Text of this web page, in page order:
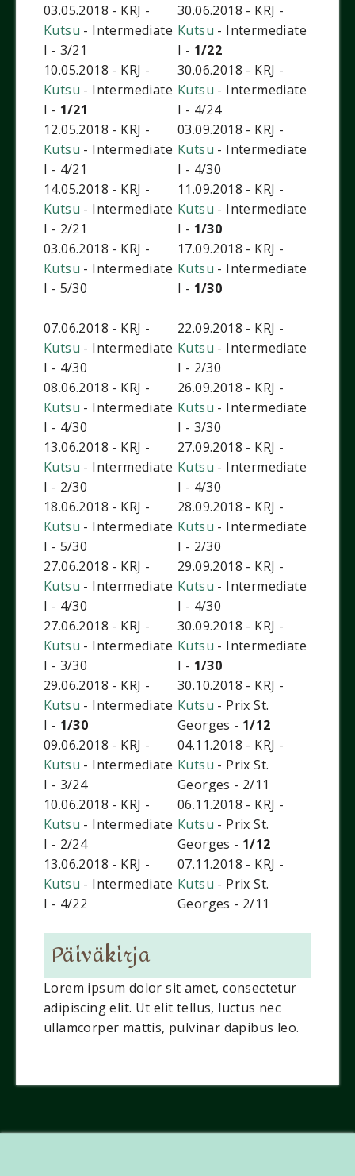
03.05.2018 - KRJ -
Kutsu - Intermediate
I - 3/21
10.05.2018 - KRJ -
Kutsu - Intermediate
I - 1/21
12.05.2018 - KRJ -
Kutsu - Intermediate
I - 4/21
14.05.2018 - KRJ -
Kutsu - Intermediate
I - 2/21
03.06.2018 - KRJ -
Kutsu - Intermediate
I - 5/30
07.06.2018 - KRJ -
Kutsu - Intermediate
I - 4/30
08.06.2018 - KRJ -
Kutsu - Intermediate
I - 4/30
13.06.2018 - KRJ -
Kutsu - Intermediate
I - 2/30
18.06.2018 - KRJ -
Kutsu - Intermediate
I - 5/30
27.06.2018 - KRJ -
Kutsu - Intermediate
I - 4/30
27.06.2018 - KRJ -
Kutsu - Intermediate
I - 3/30
29.06.2018 - KRJ -
Kutsu - Intermediate
I - 1/30
09.06.2018 - KRJ -
Kutsu - Intermediate
I - 3/24
10.06.2018 - KRJ -
Kutsu - Intermediate
I - 2/24
13.06.2018 - KRJ -
Kutsu - Intermediate
I - 4/22
30.06.2018 - KRJ -
Kutsu - Intermediate
I - 1/22
30.06.2018 - KRJ -
Kutsu - Intermediate
I - 4/24
03.09.2018 - KRJ -
Kutsu - Intermediate
I - 4/30
11.09.2018 - KRJ -
Kutsu - Intermediate
I - 1/30
17.09.2018 - KRJ -
Kutsu - Intermediate
I - 1/30
22.09.2018 - KRJ -
Kutsu - Intermediate
I - 2/30
26.09.2018 - KRJ -
Kutsu - Intermediate
I - 3/30
27.09.2018 - KRJ -
Kutsu - Intermediate
I - 4/30
28.09.2018 - KRJ -
Kutsu - Intermediate
I - 2/30
29.09.2018 - KRJ -
Kutsu - Intermediate
I - 4/30
30.09.2018 - KRJ -
Kutsu - Intermediate
I - 1/30
30.10.2018 - KRJ -
Kutsu - Prix St.
Georges - 1/12
04.11.2018 - KRJ -
Kutsu - Prix St.
Georges - 2/11
06.11.2018 - KRJ -
Kutsu - Prix St.
Georges - 1/12
07.11.2018 - KRJ -
Kutsu - Prix St.
Georges - 2/11
Päiväkirja
Lorem ipsum dolor sit amet, consectetur
adipiscing elit. Ut elit tellus, luctus nec
ullamcorper mattis, pulvinar dapibus leo.